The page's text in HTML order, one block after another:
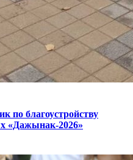
по благоустройству
«Дажынак-2026»